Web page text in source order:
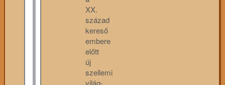
XX.
század
kereső
embere
előtt
új
szellemi
világ-